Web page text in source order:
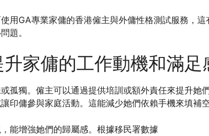
用GA專業家傭的香港僱主與外傭性格測試服務，這
題。
家傭的工作動機和滿足
孤獨。僱主可以通過提供培訓或額外責任來提升她們
印傭參與家庭活動。這能減少她們依賴手機來填補空
能增強她們的歸屬感。根據移民署數據